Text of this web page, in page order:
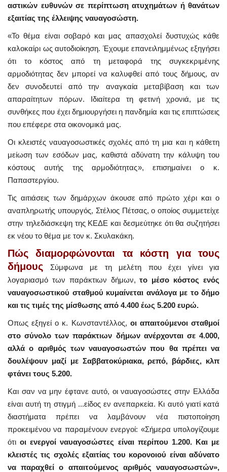
αστικών ευθυνών σε περίπτωση ατυχημάτων ή θανάτων
εξαιτίας της έλλειψης ναυαγοσώστη.
«Το θέμα είναι σοβαρό και μας απασχολεί δυστυχώς κάθε
καλοκαίρι ως αυτοδιοίκηση. Έχουμε επανειλημμένως εξηγήσει
ότι το κόστος από τη μεταφορά της συγκεκριμένης
αρμοδιότητας δεν μπορεί να καλυφθεί από τους δήμους, αν
δεν συνοδευτεί από την αναγκαία μεταβίβαση και των
απαραίτητων πόρων. Ιδιαίτερα τη φετινή χρονιά, με τις
συνθήκες που έχει δημιουργήσει η πανδημία και τις επιπτώσεις
που επέφερε στα οικονομικά μας.
Οι κλειστές ναυαγοσωστικές σχολές από τη μια και η κάθετη
μείωση των εσόδων μας, καθιστά αδύνατη την κάλυψη του
κόστους αυτής της αρμοδιότητας», επισημαίνει ο κ.
Παπαστεργίου.
Τις αιτιάσεις των δημάρχων άκουσε από πρώτο χέρι και ο
αναπληρωτής υπουργός, Στέλιος Πέτσας, ο οποίος συμμετείχε
στην τηλεδιάσκεψη της ΚΕΔΕ και δεσμεύτηκε ότι θα συζητήσει
εκ νέου το θέμα με τον κ. Σκυλακάκη.
Πώς διαμορφώνονται τα κόστη για τους
δήμους Σύμφωνα με τη μελέτη που έχει γίνει για
λογαριασμό των παράκτιων δήμων,το μέσο κόστος ενός
ναυαγοσωστικού σταθμού κυμαίνεται ανάλογα με το δήμο
και τις τιμές της μίσθωσης από 4.400 έως 5.200 ευρώ.
Οπως εξηγεί ο κ. Κωνσταντέλλος, οι απαιτούμενοι σταθμοί
στο σύνολο των παράκτιων δήμων ανέρχονται σε 4.000,
αλλά ο αριθμός των ναυαγοσωστών που θα πρέπει να
δουλέψουν μαζί με Σαββατοκύριακα, ρεπό, βάρδιες, κλπ
φτάνει τους 5.200.
Και σαν να μην έφτανε αυτό, οι ναυαγοσώστες στην Ελλάδα
είναι αυτή τη στιγμή ...είδος εν ανεπαρκεία. Κι αυτό γιατί κατά
διαστήματα πρέπει να λαμβάνουν νέα πιστοποίηση
προκειμένου να παραμένουν ενεργοί: «Σήμερα υπολογίζουμε
ότιοι ενεργοί ναυαγοσώστες είναι περίπου 1.200. Και με
κλειστές τις σχολές εξαιτίας του κορονοιού είναι αδύνατο
να παραχθεί ο απαιτούμενος αριθμός ναυαγοσωστών»,